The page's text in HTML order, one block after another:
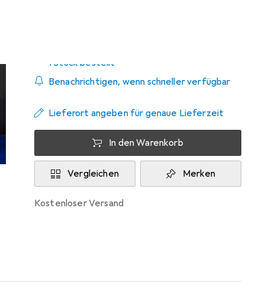
1 Stück bestellt
Benachrichtigen, wenn schneller verfügbar
Lieferort angeben für genaue Lieferzeit
In den Warenkorb
Vergleichen Merken
kostenloser Versand